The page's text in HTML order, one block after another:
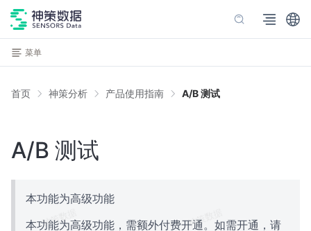
菜单
首页 神策分析 产品使用指南 A/B 测试
A/B 测试
本功能为高级功能
本功能为高级功能，需额外付费开通。如需开通，请